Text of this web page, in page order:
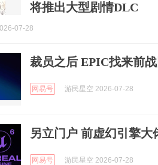
将推出大型剧情DLC
07-28
裁员之后 EPIC找来前
网易号 游民星空 2026-07-28
另立门户 前虚幻引擎
网易号 游民星空 2026-07-28